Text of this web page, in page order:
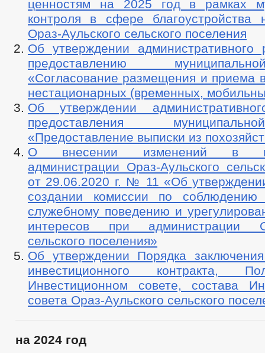
ценностям на 2025 год в рамках
контроля в сфере благоустройства
Ораз-Аульского сельского поселения
Об утверждении административного
предоставлению
«Согласование размещения и приема
нестационарных (временных,
Об утверждении
предоставления
«Предоставление выписки из
О внесении изменений в
администрации Ораз-Аульского
от 29.06.2020 г. № 11 «Об
создании комиссии по соблюдению
служебному поведению и
интересов при администрации
сельского поселения»
Об утверждении Порядка заключения
инвестиционного контракта,
Инвестиционном совете, состава
совета Ораз-Аульского сельского
на 2024 год